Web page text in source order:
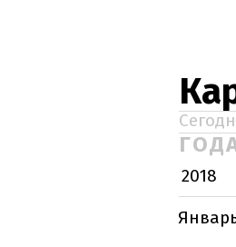
2018